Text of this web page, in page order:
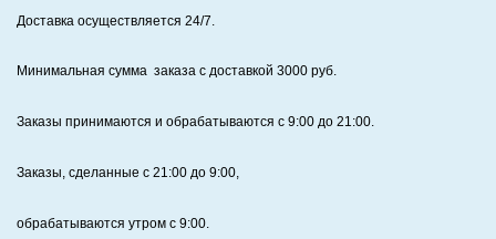
Доставка осуществляется 24/7
Минимальная сумма заказа с доставкой 3000 руб.
Заказы принимаются и обрабатываются с 9:00 до 21:00.
Заказы, сделанные с 21:00 до 9:00,
обрабатываются утром с 9:00.